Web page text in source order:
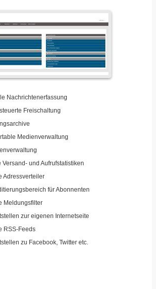
Nachrichtenerfassung
Freischaltung
Medienverwaltung
Versand- und Aufrufstatistiken
Adressverteiler
für Abonnenten
Meldungsfilter
zur eigenen Internetseite
RSS-Feeds
zu Facebook, Twitter etc.